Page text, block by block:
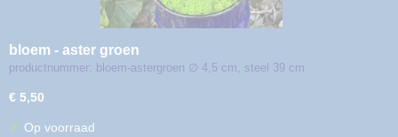
bloem - aster groen
productnummer: bloem-astergroen ∅ 4,5 cm, steel 39 cm
€ 5,50
✓ Op voorraad